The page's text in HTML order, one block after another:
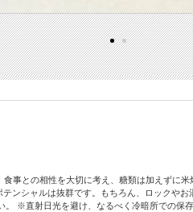
との相性を大切に考え、糖類は加えずに
シャルは抜群です。もちろん、ロックやお
※直射日光を避け、なるべく冷暗所での保